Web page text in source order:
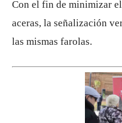
Con el fin de minimizar
aceras, la señalización
las mismas farolas.